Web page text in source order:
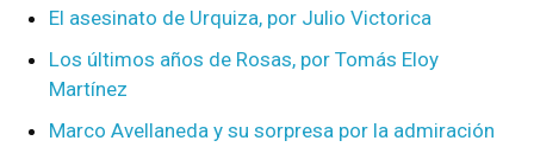
El asesinato de Urquiza, por Julio Victorica
Los últimos años de Rosas, por Tomás Eloy
Martínez
Marco Avellaneda y su sorpresa por la admiración